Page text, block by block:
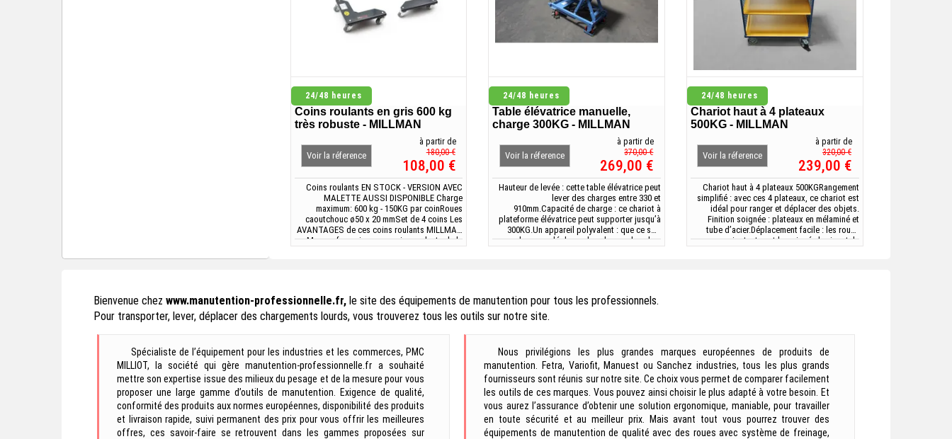
24/48 heures
Coins roulants en gris 600 kg
très robuste - MILLMAN
Voir la réference
à partir de
180,00 €
108,00 €
Coins roulants EN STOCK - VERSION AVEC
MALETTE AUSSI DISPONIBLE Charge
maximum: 600 kg - 150KG par coinRoues
caoutchouc ø50 x 20 mmSet de 4 coins Les
AVANTAGES de ces coins roulants MILLMAN
: Marque française : ces coins roulants de la
24/48 heures
Table élévatrice manuelle,
charge 300KG - MILLMAN
Voir la réference
à partir de
370,00 €
269,00 €
Hauteur de levée : cette table élévatrice peut
lever des charges entre 330 et
910mm.Capacité de charge : ce chariot à
plateforme élévatrice peut supporter jusqu’à
300KG.Un appareil polyvalent : que ce soit
pour lever ou déplacer des charges lourdes,
24/48 heures
Chariot haut à 4 plateaux
500KG - MILLMAN
Voir la réference
à partir de
320,00 €
239,00 €
Chariot haut à 4 plateaux 500KGRangement
simplifié : avec ces 4 plateaux, ce chariot est
idéal pour ranger et déplacer des objets.
Finition soignée : plateaux en mélaminé et
tube d’acier.Déplacement facile : les roues
pivotantes et la poignée horizontale
Bienvenue chez www.manutention-professionnelle.fr, le site des équipements de manutention pour tous les professionnels.
Pour transporter, lever, déplacer des chargements lourds, vous trouverez tous les outils sur notre site.
Spécialiste de l’équipement pour les industries et les commerces, PMC
MILLIOT, la société qui gère manutention-professionnelle.fr a souhaité
mettre son expertise issue des milieux du pesage et de la mesure pour vous
proposer une large gamme d’outils de manutention. Exigence de qualité,
conformité des produits aux normes européennes, disponibilité des produits
et livraison rapide, suivi permanent des prix pour vous offrir les meilleures
offres, ces savoir-faire se retrouvent dans les gammes proposées sur
Nous privilégions les plus grandes marques européennes de produits de
manutention. Fetra, Variofit, Manuest ou Sanchez industries, tous les plus grands
fournisseurs sont réunis sur notre site. Ce choix vous permet de comparer facilement
les outils de ces marques. Vous pouvez ainsi choisir le plus adapté à votre besoin. Et
vous aurez l’assurance d’obtenir une solution ergonomique, maniable, pour travailler
en toute sécurité et au meilleur prix. Mais avant tout vous pourrez trouver des
équipements de manutention de qualité avec des roues avec système de freinage,